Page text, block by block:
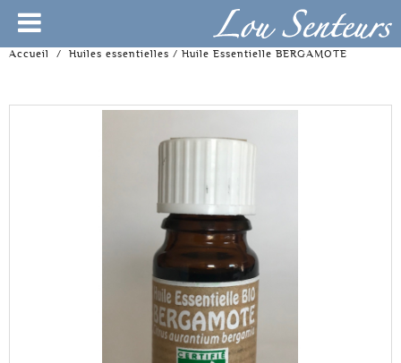
Accueil / Huiles essentielles / Huile Essentielle BERGAMOTE